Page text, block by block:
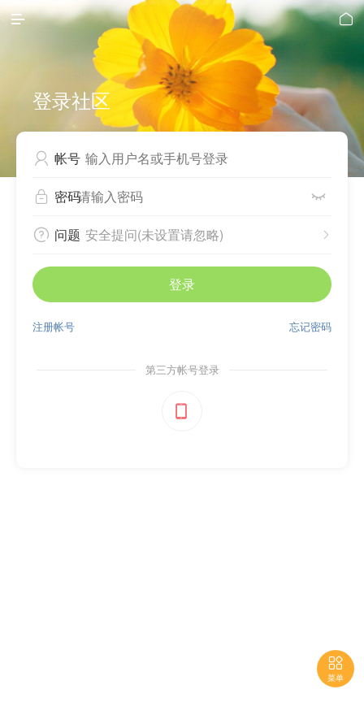
 
登录社区
 帐号
 密码 
 问题 
安全提问(未设置请忽略)
登录
忘记密码
注册帐号
第三方帐号登录


菜单